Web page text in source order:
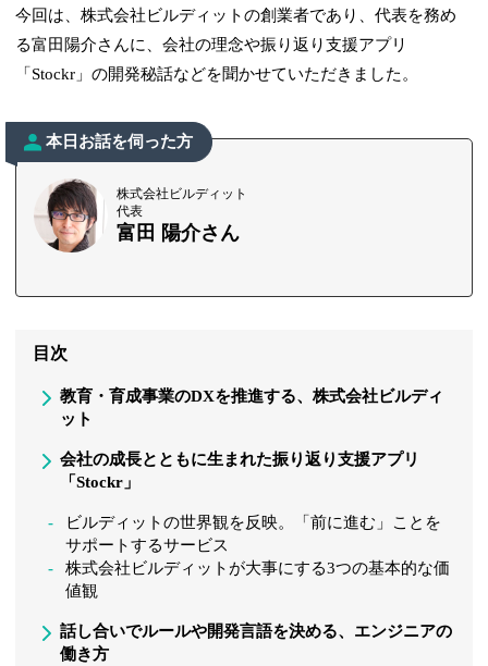
今回は、株式会社ビルディットの創業者であり、代表を務め
る富田陽介さんに、会社の理念や振り返り支援アプリ
「Stockr」の開発秘話などを聞かせていただきました。
本日お話を伺った方
株式会社ビルディット
代表
富田 陽介さん
目次
教育・育成事業のDXを推進する、株式会社ビルディ
ット
会社の成長とともに生まれた振り返り支援アプリ
「Stockr」
ビルディットの世界観を反映。「前に進む」ことを
サポートするサービス
株式会社ビルディットが大事にする3つの基本的な価
値観
話し合いでルールや開発言語を決める、エンジニアの
働き方